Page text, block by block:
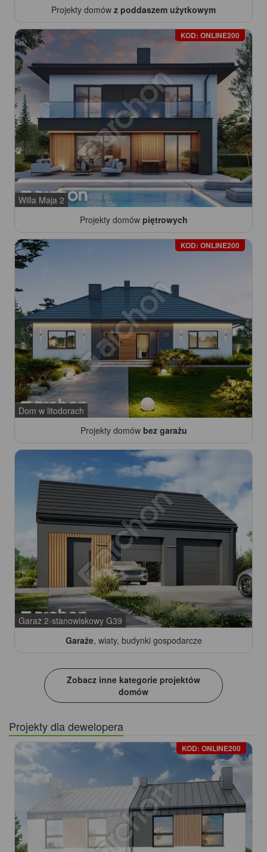
Projekty domów z poddaszem użytkowym
KOD: ONLINE200
Willa Maja 2
Projekty domów piętrowych
KOD: ONLINE200
Dom w litodorach
Projekty domów bez garażu
Garaż 2-stanowiskowy G39
Garaże, wiaty, budynki gospodarcze
Zobacz inne kategorie projektów
domów
Projekty dla dewelopera
KOD: ONLINE200